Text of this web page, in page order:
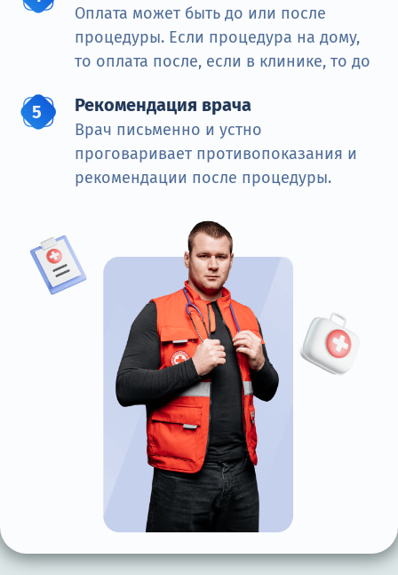
Оплата может быть до или после
процедуры. Если процедура на дому,
то оплата после, если в клинике, то до
Рекомендация врача
Врач письменно и устно
проговаривает противопоказания и
рекомендации после процедуры.